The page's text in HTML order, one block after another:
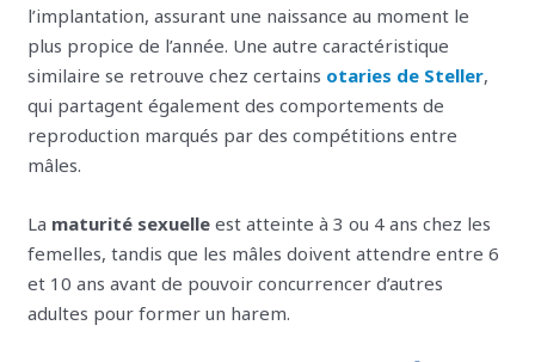
l’implantation, assurant une naissance au moment le
plus propice de l’année. Une autre caractéristique
similaire se retrouve chez certains otaries de Steller,
qui partagent également des comportements de
reproduction marqués par des compétitions entre
mâles.
La maturité sexuelle est atteinte à 3 ou 4 ans chez les
femelles, tandis que les mâles doivent attendre entre 6
et 10 ans avant de pouvoir concurrencer d’autres
adultes pour former un harem.